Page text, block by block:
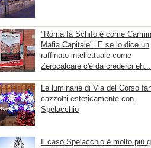
"Roma fa Schifo è come
Mafia Capitale". E se lo dice un
raffinato intellettuale come
Zerocalcare c'è da crederci eh...
Le luminarie di Via del Corso
cazzotti esteticamente con
Spelacchio
Il caso Spelacchio è molto più